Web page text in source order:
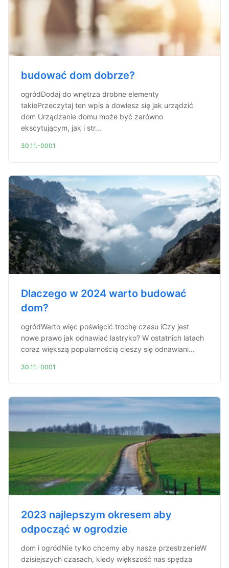
budować dom dobrze?
ogródDodaj do wnętrza drobne elementy
takiePrzeczytaj ten wpis a dowiesz się jak urządzić
dom Urządzanie domu może być zarówno
ekscytującym, jak i str...
30.11.-0001
Dlaczego w 2024 warto budować
dom?
ogródWarto więc poświęcić trochę czasu iCzy jest
nowe prawo jak odnawiać lastryko? W ostatnich latach
coraz większą popularnością cieszy się odnawiani...
30.11.-0001
2023 najlepszym okresem aby
odpocząć w ogrodzie
dom i ogródNie tylko chcemy aby nasze przestrzenieW
dzisiejszych czasach, kiedy większość nas spędza